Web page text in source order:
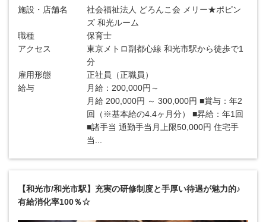
施設・店舗名
社会福祉法人 どろんこ会 メリー★ポピン
ズ 和光ルーム
職種
保育士
アクセス
東京メトロ副都心線 和光市駅から徒歩で1
分
雇用形態
正社員（正職員）
給与
月給：200,000円～
月給 200,000円 ～ 300,000円 ■賞与：年2
回（※基本給の4.4ヶ月分） ■昇給：年1回
■諸手当 通勤手当月上限50,000円 住宅手
当...
【和光市/和光市駅】充実の研修制度と手厚い待遇が魅力的♪
有給消化率100％☆